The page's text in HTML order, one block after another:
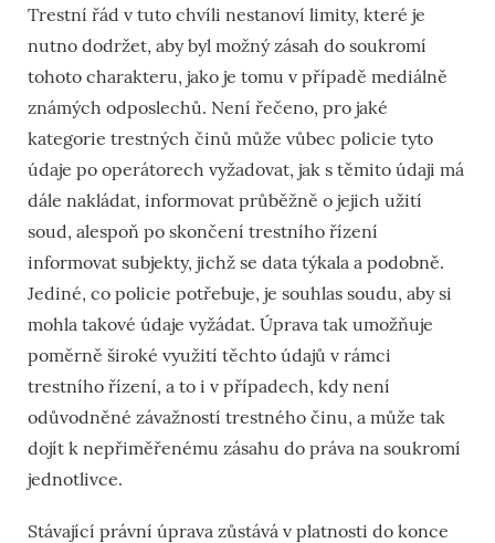
Trestní řád v tuto chvíli nestanoví limity, které je
nutno dodržet, aby byl možný zásah do soukromí
tohoto charakteru, jako je tomu v případě mediálně
známých odposlechů. Není řečeno, pro jaké
kategorie trestných činů může vůbec policie tyto
údaje po operátorech vyžadovat, jak s těmito údaji má
dále nakládat, informovat průběžně o jejich užití
soud, alespoň po skončení trestního řízení
informovat subjekty, jichž se data týkala a podobně.
Jediné, co policie potřebuje, je souhlas soudu, aby si
mohla takové údaje vyžádat. Úprava tak umožňuje
poměrně široké využití těchto údajů v rámci
trestního řízení, a to i v případech, kdy není
odůvodněné závažností trestného činu, a může tak
dojít k nepřiměřenému zásahu do práva na soukromí
jednotlivce.
Stávající právní úprava zůstává v platnosti do konce